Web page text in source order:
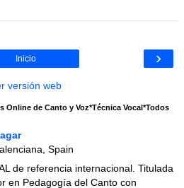
›
Inicio
versión web
Online de Canto y Voz*Técnica Vocal*Todos
Spain
de referencia internacional. Titulada
en Pedagogía del Canto con